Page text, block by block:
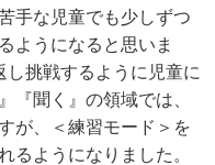
手な児童でも少しずつ
ようになると思いま
挑戦するように児童に
『聞く』の領域では、
が、＜練習モード＞を
るようになりました。